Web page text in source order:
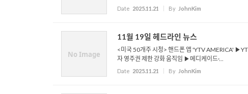
Date 2025.11.21 By JohnKim
No Image
11월 19일 헤드라인 뉴스
<미국 50개주 시청> 핸드폰 앱 'YTV AMERICA'
자 영주권 제한 강화 움직임 ▶메디케이드·...
Date 2025.11.21 By JohnKim